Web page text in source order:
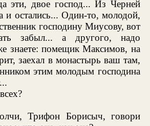
эти, двое господ... Из Черней
и остались... Один-то, молодой,
господину Миусову, вот
забыл... а другого, надо
знаете: помещик Максимов, на
заехал в монастырь ваш там,
этим молодым господина
Трифон Борисыч, говори